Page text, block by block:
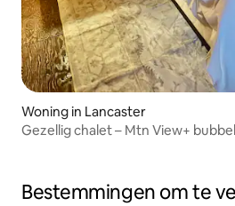
Woning in Lancaster
Gezellig chalet – Mtn View+
Bestemmingen om te